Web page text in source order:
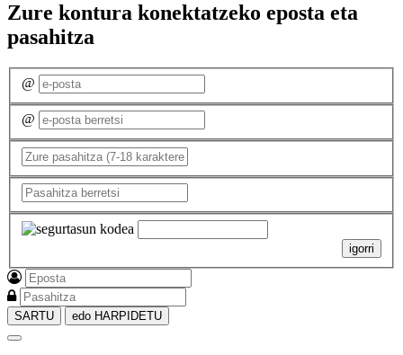
Zure kontura konektatzeko eposta eta
pasahitza
@
@
igorri
SARTU edo HARPIDETU